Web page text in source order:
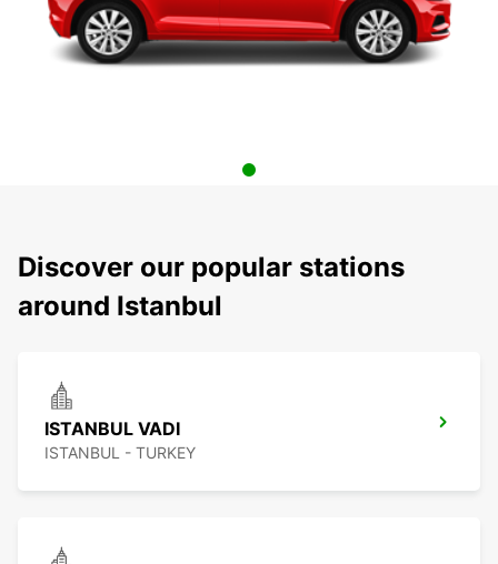
Discover our popular stations
around Istanbul
ISTANBUL VADI
ISTANBUL - TURKEY